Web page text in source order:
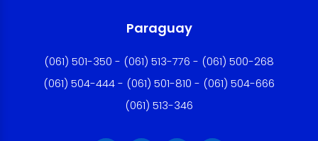
Paraguay
(061) 501-350 - (061) 513-776 - (061) 500-268
(061) 504-444 - (061) 501-810 - (061) 504-666
(061) 513-346